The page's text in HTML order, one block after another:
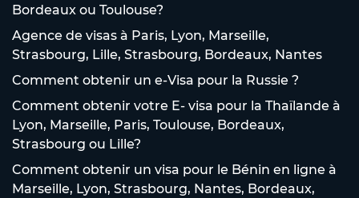
Bordeaux ou Toulouse?
Agence de visas à Paris, Lyon, Marseille,
Strasbourg, Lille, Strasbourg, Bordeaux, Nantes
Comment obtenir un e-Visa pour la Russie ?
Comment obtenir votre E- visa pour la Thaïlande à
Lyon, Marseille, Paris, Toulouse, Bordeaux,
Strasbourg ou Lille?
Comment obtenir un visa pour le Bénin en ligne à
Marseille, Lyon, Strasbourg, Nantes, Bordeaux,